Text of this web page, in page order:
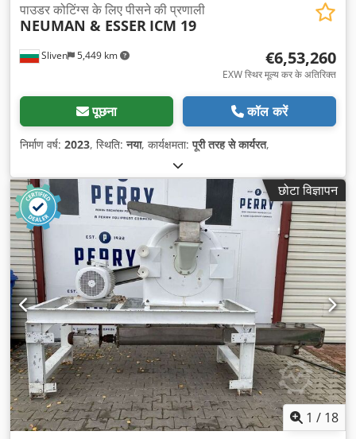
Sliven 5,449 km
पाउडर कोटिंग्स के लिए पीसने की प्रणाली
NEUMAN & ESSER ICM 19
€6,53,260
EXW स्थिर मूल्य कर के अतिरिक्त
पूछना कॉल करें
निर्माण वर्ष: 2023, स्थिति:नया, कार्यक्षमता:पूरी तरह से कार्यरत,
छोटा विज्ञापन
1 / 18